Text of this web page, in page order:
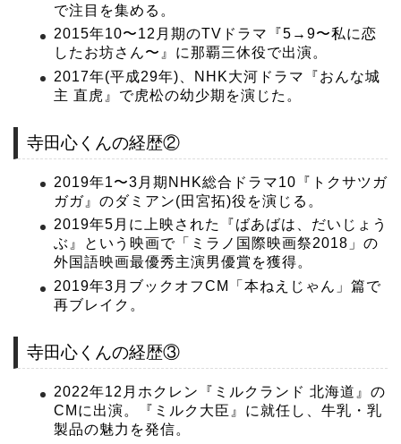
で注目を集める。
2015年10〜12月期のTVドラマ『5→9〜私に恋
したお坊さん〜』に那覇三休役で出演。
2017年(平成29年)、NHK大河ドラマ『おんな城
主 直虎』で虎松の幼少期を演じた。
寺田心くんの経歴②
2019年1〜3月期NHK総合ドラマ10『トクサツガ
ガガ』のダミアン(田宮拓)役を演じる。
2019年5月に上映された『ばあばは、だいじょう
ぶ』という映画で「ミラノ国際映画祭2018」の
外国語映画最優秀主演男優賞を獲得。
2019年3月ブックオフCM「本ねえじゃん」篇で
再ブレイク。
寺田心くんの経歴③
2022年12月ホクレン『ミルクランド 北海道』の
CMに出演。『ミルク大臣』に就任し、牛乳・乳
製品の魅力を発信。